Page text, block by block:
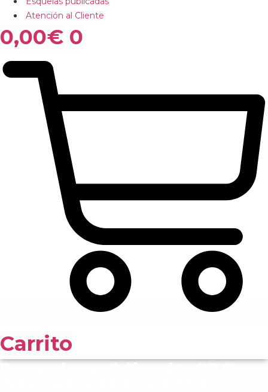
Atención al Cliente
0,00€ 0
Carrito